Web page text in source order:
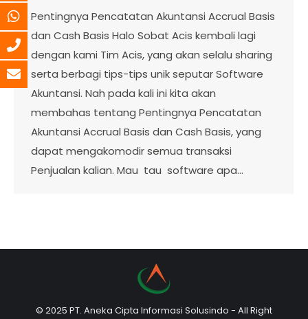
Pentingnya Pencatatan Akuntansi Accrual Basis
dan Cash Basis Halo Sobat Acis kembali lagi
dengan kami Tim Acis, yang akan selalu sharing
serta berbagi tips-tips unik seputar Software
Akuntansi. Nah pada kali ini kita akan
membahas tentang Pentingnya Pencatatan
Akuntansi Accrual Basis dan Cash Basis, yang
dapat mengakomodir semua transaksi
Penjualan kalian. Mau tau software apa…
© 2025 PT. Aneka Cipta Informasi Solusindo - All Right